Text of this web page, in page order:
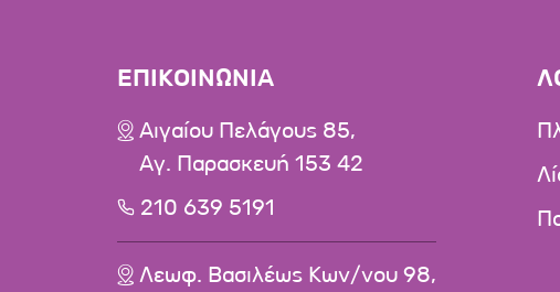
ΕΠΙΚΟΙΝΩΝΙΑ
Αιγαίου Πελάγους 85,
Αγ. Παρασκευή 153 42
210 639 5191
Λεωφ. Βασιλέως Κων/νου 98,